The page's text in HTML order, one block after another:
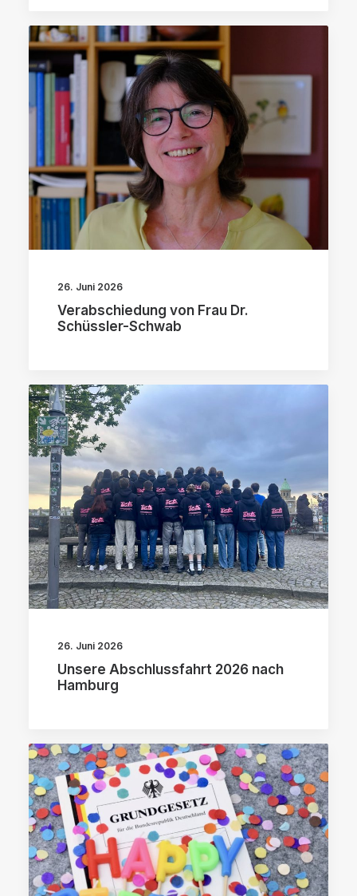
26. Juni 2026
Verabschiedung von Frau Dr.
Schüssler-Schwab
26. Juni 2026
Unsere Abschlussfahrt 2026 nach
Hamburg